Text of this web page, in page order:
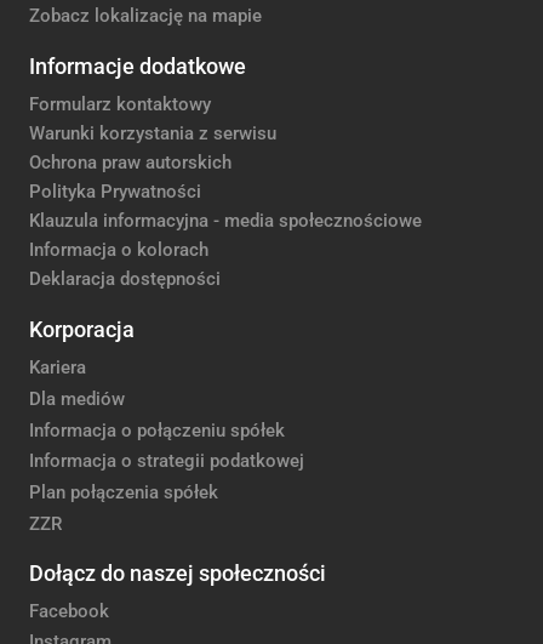
Zobacz lokalizację na mapie
Informacje dodatkowe
Formularz kontaktowy
Warunki korzystania z serwisu
Ochrona praw autorskich
Polityka Prywatności
Klauzula informacyjna - media społecznościowe
Informacja o kolorach
Deklaracja dostępności
Korporacja
Kariera
Dla mediów
Informacja o połączeniu spółek
Informacja o strategii podatkowej
Plan połączenia spółek
ZZR
Dołącz do naszej społeczności
Facebook